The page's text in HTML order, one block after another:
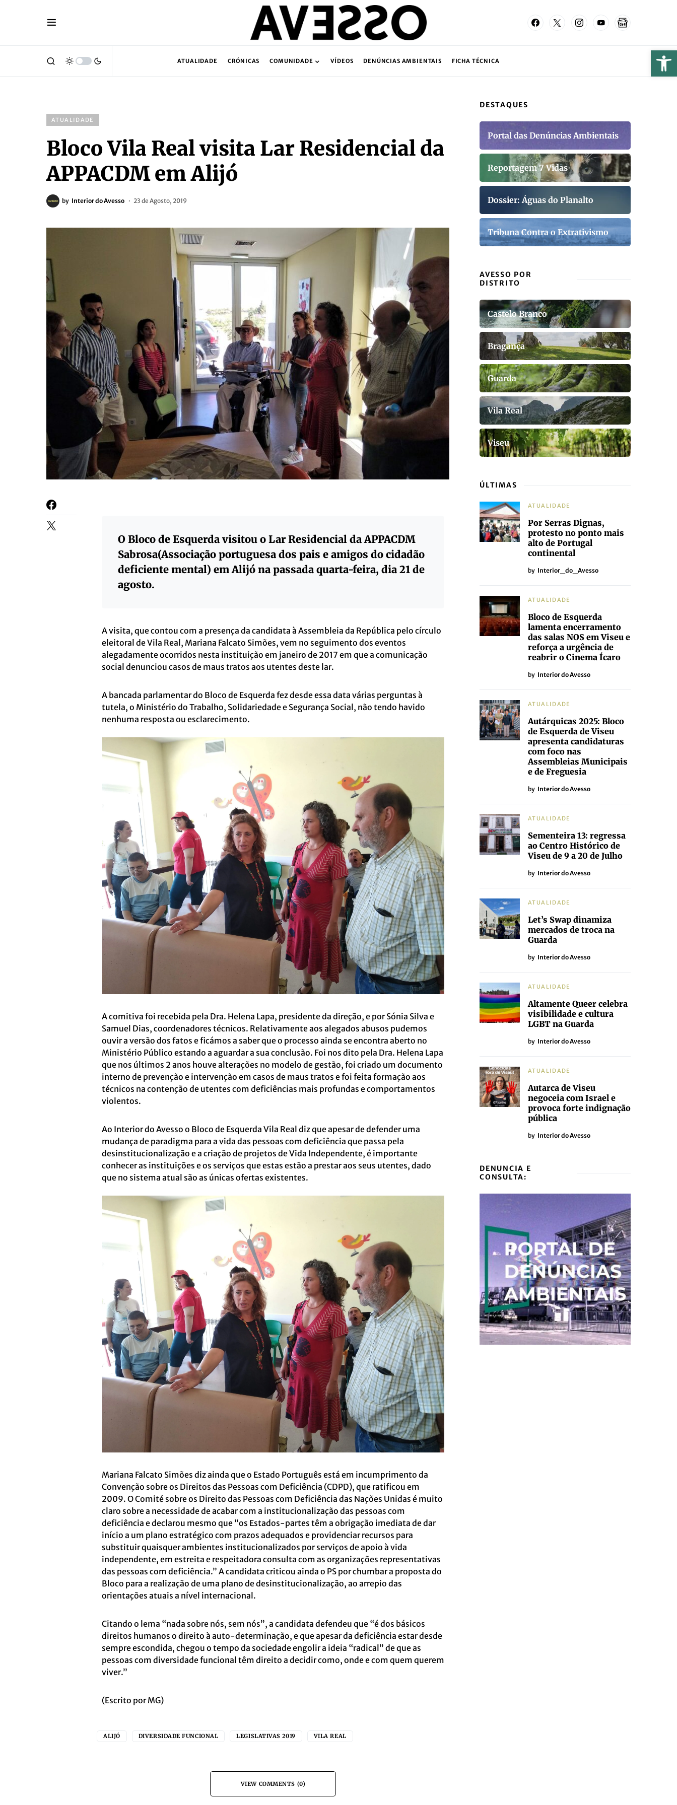
ATUALIDADE CRÓNICAS COMUNIDADE VÍDEOS DENÚNCIAS AMBIENTAIS FICHA TÉCNICA
ATUALIDADE
Bloco Vila Real visita Lar Residencial da
APPACDM em Alijó
by Interior do Avesso 23 de Agosto, 2019
O Bloco de Esquerda visitou o Lar Residencial da APPACDM
Sabrosa(Associação portuguesa dos pais e amigos do cidadão
deficiente mental) em Alijó na passada quarta-feira, dia 21 de
agosto.
A visita, que contou com a presença da candidata à Assembleia da República pelo círculo
eleitoral de Vila Real, Mariana Falcato Simões, vem no seguimento dos eventos
alegadamente ocorridos nesta instituição em janeiro de 2017 em que a comunicação
social denunciou casos de maus tratos aos utentes deste lar.
A bancada parlamentar do Bloco de Esquerda fez desde essa data várias perguntas à
tutela, o Ministério do Trabalho, Solidariedade e Segurança Social, não tendo havido
nenhuma resposta ou esclarecimento.
A comitiva foi recebida pela Dra. Helena Lapa, presidente da direção, e por Sónia Silva e
Samuel Dias, coordenadores técnicos. Relativamente aos alegados abusos pudemos
ouvir a versão dos fatos e ficámos a saber que o processo ainda se encontra aberto no
Ministério Público estando a aguardar a sua conclusão. Foi nos dito pela Dra. Helena Lapa
que nos últimos 2 anos houve alterações no modelo de gestão, foi criado um documento
interno de prevenção e intervenção em casos de maus tratos e foi feita formação aos
técnicos na contenção de utentes com deficiências mais profundas e comportamentos
violentos.
Ao Interior do Avesso o Bloco de Esquerda Vila Real diz que apesar de defender uma
mudança de paradigma para a vida das pessoas com deficiência que passa pela
desinstitucionalização e a criação de projetos de Vida Independente, é importante
conhecer as instituições e os serviços que estas estão a prestar aos seus utentes, dado
que no sistema atual são as únicas ofertas existentes.
Mariana Falcato Simões diz ainda que o Estado Português está em incumprimento da
Convenção sobre os Direitos das Pessoas com Deficiência (CDPD), que ratificou em
2009. O Comité sobre os Direito das Pessoas com Deficiência das Nações Unidas é muito
claro sobre a necessidade de acabar com a institucionalização das pessoas com
deficiência e declarou mesmo que “os Estados-partes têm a obrigação imediata de dar
início a um plano estratégico com prazos adequados e providenciar recursos para
substituir quaisquer ambientes institucionalizados por serviços de apoio à vida
independente, em estreita e respeitadora consulta com as organizações representativas
das pessoas com deficiência.” A candidata criticou ainda o PS por chumbar a proposta do
Bloco para a realização de uma plano de desinstitucionalização, ao arrepio das
orientações atuais a nível internacional.
Citando o lema “nada sobre nós, sem nós”, a candidata defendeu que “é dos básicos
direitos humanos o direito à auto-determinação, e que apesar da deficiência estar desde
sempre escondida, chegou o tempo da sociedade engolir a ideia “radical” de que as
pessoas com diversidade funcional têm direito a decidir como, onde e com quem querem
viver.”
(Escrito por MG)
ALIJÓ DIVERSIDADE FUNCIONAL LEGISLATIVAS 2019 VILA REAL
VIEW COMMENTS (0)
DESTAQUES
Portal das Denúncias Ambientais
Reportagem 7 Vidas
Dossier: Águas do Planalto
Tribuna Contra o Extrativismo
AVESSO POR
DISTRITO
Castelo Branco
Bragança
Guarda
Vila Real
Viseu
ÚLTIMAS
ATUALIDADE
Por Serras Dignas,
protesto no ponto mais
alto de Portugal
continental
by Interior_do_Avesso
ATUALIDADE
Bloco de Esquerda
lamenta encerramento
das salas NOS em Viseu e
reforça a urgência de
reabrir o Cinema Ícaro
by Interior do Avesso
ATUALIDADE
Autárquicas 2025: Bloco
de Esquerda de Viseu
apresenta candidaturas
com foco nas
Assembleias Municipais
e de Freguesia
by Interior do Avesso
ATUALIDADE
Sementeira 13: regressa
ao Centro Histórico de
Viseu de 9 a 20 de Julho
by Interior do Avesso
ATUALIDADE
Let’s Swap dinamiza
mercados de troca na
Guarda
by Interior do Avesso
ATUALIDADE
Altamente Queer celebra
visibilidade e cultura
LGBT na Guarda
by Interior do Avesso
ATUALIDADE
Autarca de Viseu
negoceia com Israel e
provoca forte indignação
pública
by Interior do Avesso
DENUNCIA E
CONSULTA: